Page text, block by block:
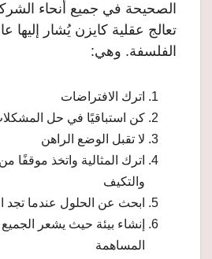
تعالج عقلية كايزن يُشار إليها
الفلسفة. وهي:
اترك الافتراضات
كن استباقيًا في حل
لا تقبل الوضع الراهن
اترك المثالية واتخذ موقفًا من
والتكيف
ابحث عن الحلول عندما تجد
إنشاء بيئة حيث يشعر
المساهمة